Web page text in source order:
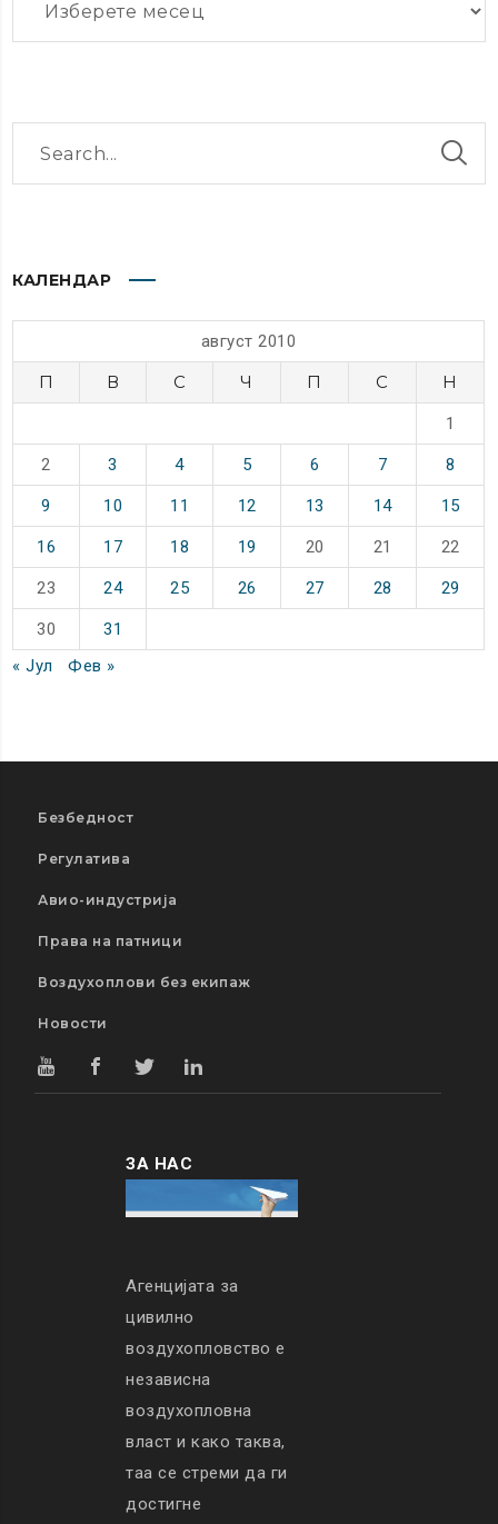
КАЛЕНДАР
август 2010
П В С Ч П С Н
1
2 3 4 5 6 7 8
9 10 11 12 13 14 15
16 17 18 19 20 21 22
23 24 25 26 27 28 29
30
31
« Јул
Фев »
Безбедност
Регулатива
Авио-индустрија
Права на патници
Воздухоплови без екипаж
Новости
ЗА НАС
Агенцијата за
цивилно
воздухопловство е
независна
воздухопловна
власт и како таква,
таа се стреми да ги
достигне